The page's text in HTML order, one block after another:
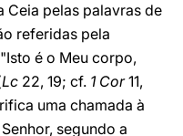
Ceia pelas palavras de
referidas pela
é o Meu corpo,
Lc 22, 19; cf. 1 Cor11,
uma chamada à
segundo a